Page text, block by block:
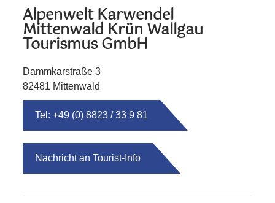
Alpenwelt Karwendel
Mittenwald Krün Wallgau
Tourismus GmbH
Dammkarstraße 3
82481 Mittenwald
Tel: +49 (0) 8823 / 33 9 81
Nachricht an Tourist-Info